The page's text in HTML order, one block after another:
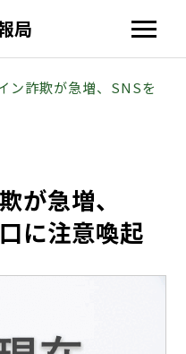
局
ン詐欺が急増、SNSを
が急増、
に注意喚起